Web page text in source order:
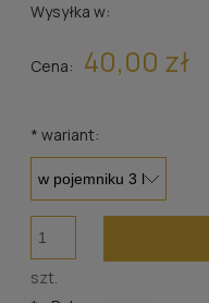
Wysyłka w:
Cena: 40,00 zł
* wariant:
szt.